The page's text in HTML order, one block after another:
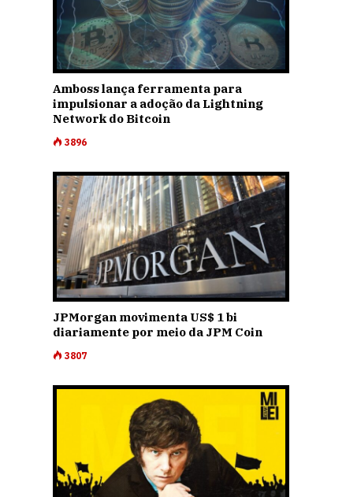
Amboss lança ferramenta para
impulsionar a adoção da Lightning
Network do Bitcoin
3896
JPMorgan movimenta US$ 1 bi
diariamente por meio da JPM Coin
3807